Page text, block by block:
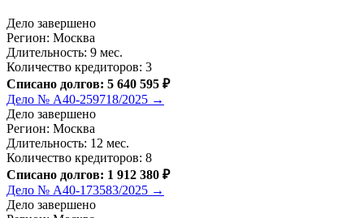
Дело завершено
Регион: Москва
Длительность: 9 мес.
Количество кредиторов: 3
Списано долгов: 5 640 595 ₽
Дело № А40-259718/2025 →
Дело завершено
Регион: Москва
Длительность: 12 мес.
Количество кредиторов: 8
Списано долгов: 1 912 380 ₽
Дело № А40-173583/2025 →
Дело завершено